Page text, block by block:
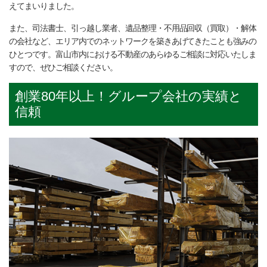
えてまいりました。
また、司法書士、引っ越し業者、遺品整理・不用品回収（買取）・解体
の会社など、エリア内でのネットワークを築きあげてきたことも強みの
ひとつです。富山市内における不動産のあらゆるご相談に対応いたしま
すので、ぜひご相談ください。
創業80年以上！グループ会社の実績と
信頼